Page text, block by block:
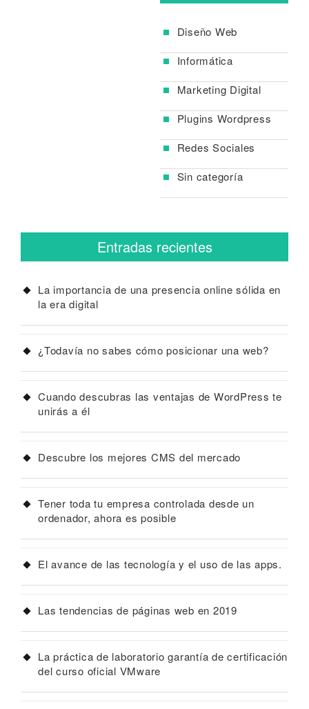
Diseño Web
Informática
Marketing Digital
Plugins Wordpress
Redes Sociales
Sin categoría
Entradas recientes
La importancia de una presencia online sólida en
la era digital
¿Todavía no sabes cómo posicionar una web?
Cuando descubras las ventajas de WordPress te
unirás a él
Descubre los mejores CMS del mercado
Tener toda tu empresa controlada desde un
ordenador, ahora es posible
El avance de las tecnología y el uso de las apps.
Las tendencias de páginas web en 2019
La práctica de laboratorio garantía de certificación
del curso oficial VMware